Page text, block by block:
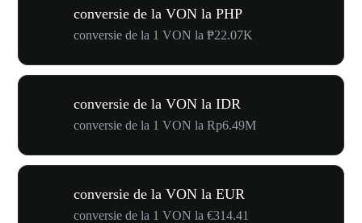
conversie de la VON la PHP
conversie de la 1 VON la ₱22.07K
conversie de la VON la IDR
conversie de la 1 VON la Rp6.49M
conversie de la VON la EUR
conversie de la 1 VON la €314.41